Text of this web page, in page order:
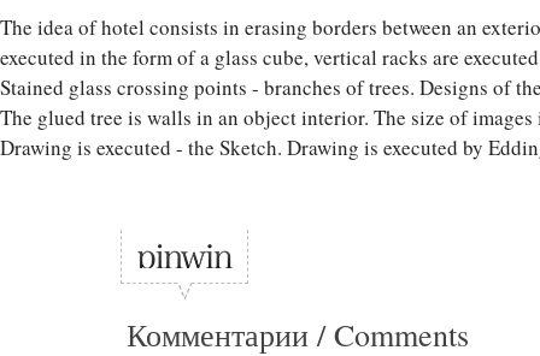
The idea of hotel consists in erasing borders between an
executed in the form of a glass cube, vertical racks are
Stained glass crossing points - branches of trees. Designs of
The glued tree is walls in an object interior. The size of images
Drawing is executed - the Sketch. Drawing is executed by
Комментарии / Comments